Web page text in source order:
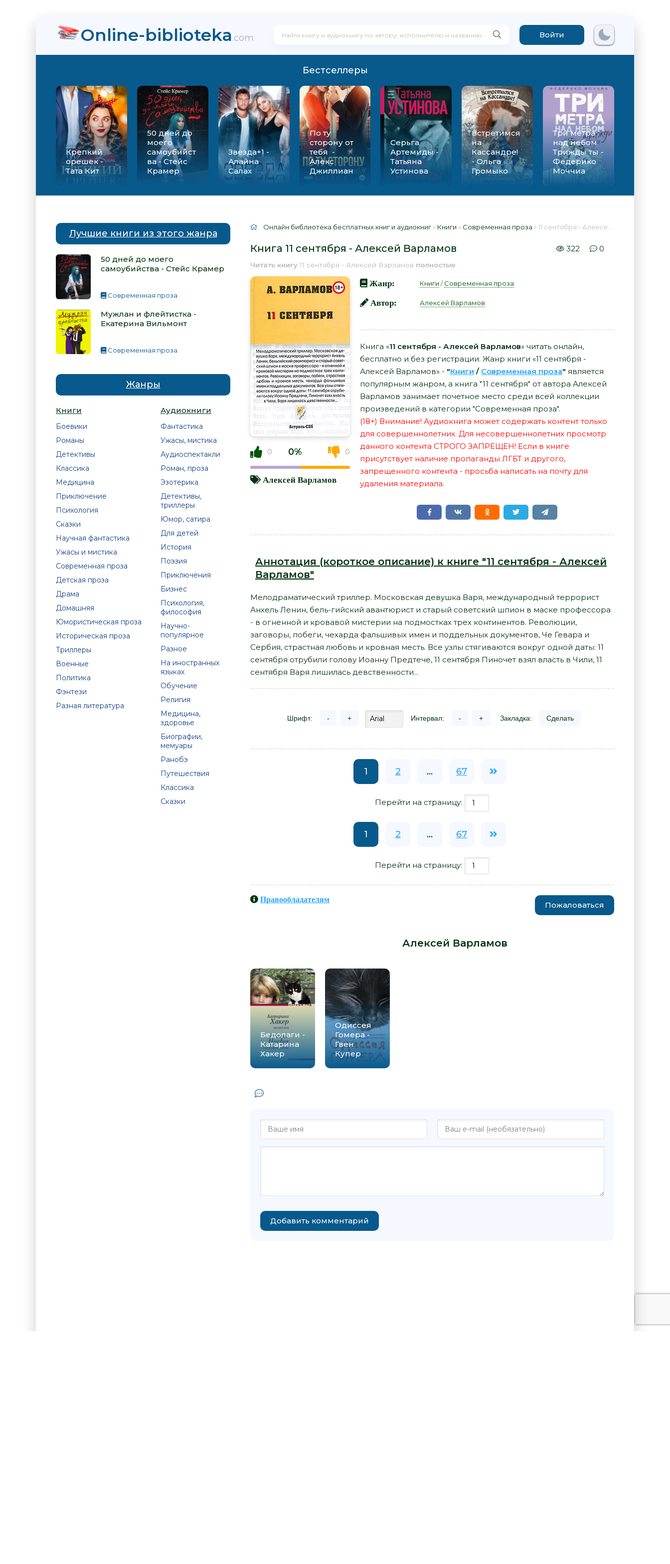
Online-biblioteka.com Войти
Бестселлеры
Крепкий
орешек -
Тата Кит
50 дней до
моего
самоубийст
ва - Стейс
Крамер
Звезда+1 -
Алайна
Салах
По ту
сторону от
тебя -
Алекс
Джиллиан
Серьга
Артемиды -
Татьяна
Устинова
Встретимся
на
Кассандре!
- Ольга
Громыко
Три метра
над небом.
Трижды ты -
Федерико
Моччиа
Лучшие книги из этого жанра
50 дней до моего
самоубийства - Стейс Крамер
Современная проза
Мужлан и флейтистка -
Екатерина Вильмонт
Современная проза
Жанры
Книги
Боевики
Романы
Детективы
Классика
Медицина
Приключение
Психология
Сказки
Научная фантастика
Ужасы и мистика
Современная проза
Детская проза
Драма
Домашняя
Юмористическая проза
Историческая проза
Триллеры
Военные
Политика
Фэнтези
Разная литература
Аудиокниги
Фантастика
Ужасы, мистика
Аудиоспектакли
Роман, проза
Эзотерика
Детективы,
триллеры
Юмор, сатира
Для детей
История
Поэзия
Приключения
Бизнес
Психология,
философия
Научно-
популярное
Разное
На иностранных
языках
Обучение
Религия
Медицина,
здоровье
Биографии,
мемуары
Ранобэ
Путешествия
Классика
Сказки
Онлайн библиотека бесплатных книг и аудиокниг » Книги » Современная проза » 11 сентября - Алексей Варламов 📕 - Книга онлайн бесплатно
Книга 11 сентября - Алексей Варламов 322 0
Читать книгу 11 сентября - Алексей Варламов полностью
0 0% 0
Алексей Варламов
Жанр: Книги /Современная проза
Автор: Алексей Варламов
Книга «11 сентября - Алексей Варламов» читать онлайн,
бесплатно и без регистрации. Жанр книги «11 сентября -
Алексей Варламов» - "Книги / Современная проза" является
популярным жанром, а книга "11 сентября" от автора Алексей
Варламов занимает почетное место среди всей коллекции
произведений в категории "Современная проза".
(18+) Внимание! Аудиокнига может содержать контент только
для совершеннолетних. Для несовершеннолетних просмотр
данного контента СТРОГО ЗАПРЕЩЕН! Если в книге
присутствует наличие пропаганды ЛГБТ и другого,
запрещенного контента - просьба написать на почту для
удаления материала.
Аннотация (короткое описание) к книге "11 сентября - Алексей
Варламов"
Мелодраматический триллер. Московская девушка Варя, международный террорист
Анхель Ленин, бель-гийский авантюрист и старый советский шпион в маске профессора
- в огненной и кровавой мистерии на подмостках трех континентов. Революции,
заговоры, побеги, чехарда фальшивых имен и поддельных документов, Че Гевара и
Сербия, страстная любовь и кровная месть. Все узлы стягиваются вокруг одной даты: 11
сентября отрубили голову Иоанну Предтече, 11 сентября Пиночет взял власть в Чили, 11
сентября Варя лишилась девственности...
Шрифт: - + Интервал: - + Закладка: Сделать
1 2 ... 67
Перейти на страницу:
1 2 ... 67
Перейти на страницу:
Правообладателям
Пожаловаться
Алексей Варламов
Бедолаги -
Катарина
Хакер
Одиссея
Гомера -
Гвен
Купер
Добавить комментарий
Вильмонт